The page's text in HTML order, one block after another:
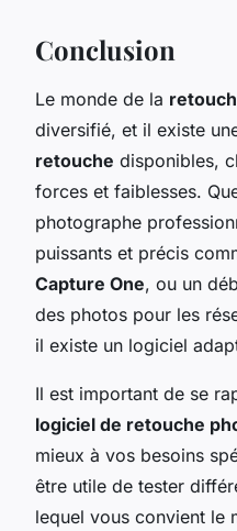
Conclusion
Le monde de la
diversifié, et il existe
retouche disponibles,
forces et faiblesses.
photographe
puissants et précis
Capture One, ou un
des photos pour les
il existe un logiciel
Il est important de se
logiciel de retouche
mieux à vos besoins
être utile de tester
lequel vous convient le